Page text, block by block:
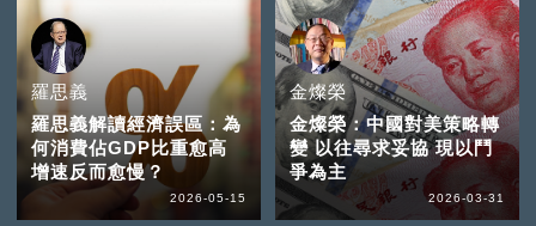
羅思義
羅思義解讀經濟誤區：為
何消費佔GDP比重愈高
增速反而愈慢？
2026-05-15
金燦榮
金燦榮：中國對美策略轉
變 以往尋求妥協 現以鬥
爭為主
2026-03-31